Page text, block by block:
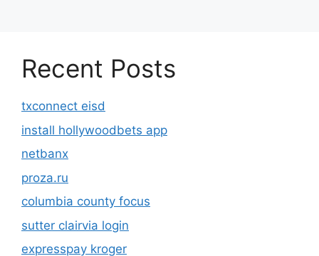
Recent Posts
txconnect eisd
install hollywoodbets app
netbanx
proza.ru
columbia county focus
sutter clairvia login
expresspay kroger